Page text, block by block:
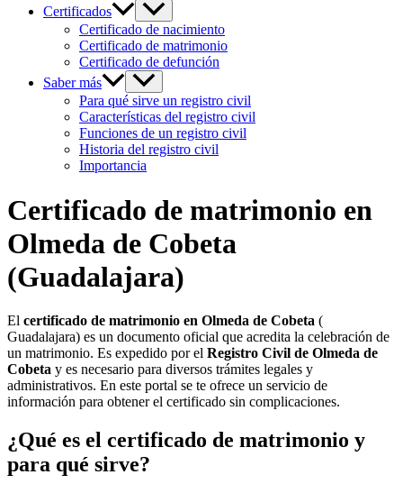
Certificados
Certificado de nacimiento
Certificado de matrimonio
Certificado de defunción
Saber más
Para qué sirve un registro civil
Características del registro civil
Funciones de un registro civil
Historia del registro civil
Importancia
Certificado de matrimonio en
Olmeda de Cobeta
(Guadalajara)
El certificado de matrimonio en Olmeda de Cobeta (
Guadalajara) es un documento oficial que acredita la celebración de
un matrimonio. Es expedido por el Registro Civil de Olmeda de
Cobeta y es necesario para diversos trámites legales y
administrativos. En este portal se te ofrece un servicio de
información para obtener el certificado sin complicaciones.
¿Qué es el certificado de matrimonio y
para qué sirve?